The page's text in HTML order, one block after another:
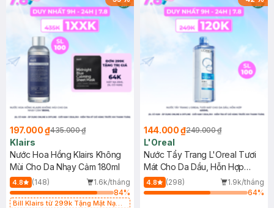
197.000 ₫435.000 ₫
Klairs
Nước Hoa Hồng Klairs Không
Mùi Cho Da Nhạy Cảm 180ml
4.8 (148)
1.6k/tháng
84%
Bill Klairs từ 299k Tặng Mặt Nạ
144.000 ₫249.000 ₫
L'Oreal
Nước Tẩy Trang L'Oreal Tươi
Mát Cho Da Dầu, Hỗn Hợp
400ml
4.8 (298)
1.9k/tháng
64%